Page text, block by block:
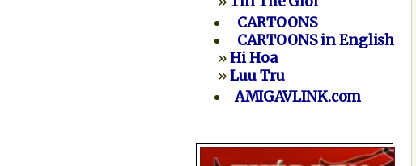
CARTOONS
CARTOONS in English
»Hi Hoa
»Luu Tru
AMIGAVLINK.com